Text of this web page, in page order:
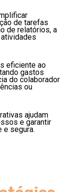
de tarefas
de relatórios, a
eficiente ao
gastos
do colaborador
ou
ajudam
e garantir
e segura.